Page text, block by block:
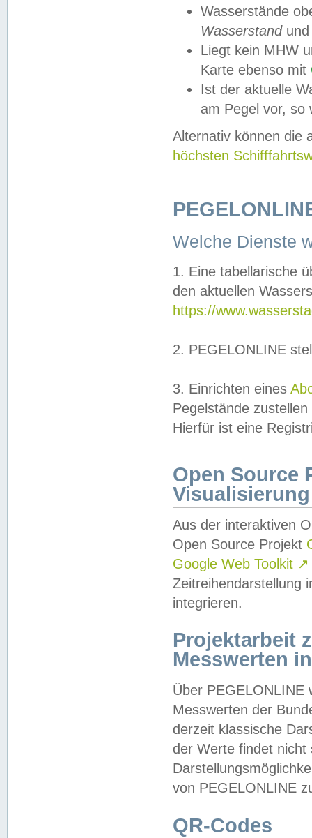
Wasserstände
Wasserstandund
Liegt kein MHW
Karte ebenso mit
Ist der aktuelle
am Pegel vor,
Alternativ können die
höchsten
Welche Dienste
1. Eine tabellarische
den aktuellen
https://
2. PEGELONLINE
3. Einrichten eines
Pegelstände
Hierfür ist eine
Open Source
Visualisierung
Aus der interaktiven
Open Source Projekt
Google Web Toolkit ↗
Zeitreihendarstellung
integrieren.
Projektarbeit
Messwerten
Über PEGELONLINE
Messwerten der
derzeit klassische
der Werte findet
von PEGELONLINE
QR-Codes